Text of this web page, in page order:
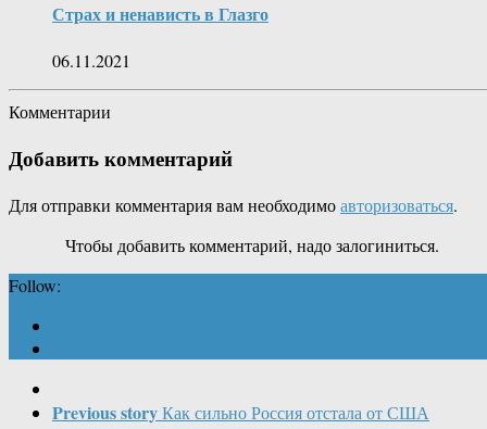
Страх и ненависть в Глазго
06.11.2021
Комментарии
Добавить комментарий
Для отправки комментария вам необходимоавторизоваться.
Чтобы добавить комментарий, надо залогиниться.
Follow:
Previous storyКак сильно Россия отстала от США